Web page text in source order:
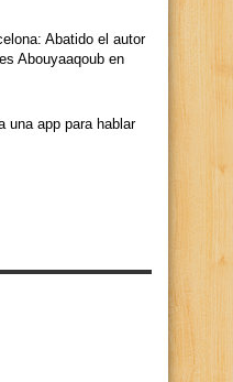
Abatido el autor
Abouyaaqoub en
una app para hablar